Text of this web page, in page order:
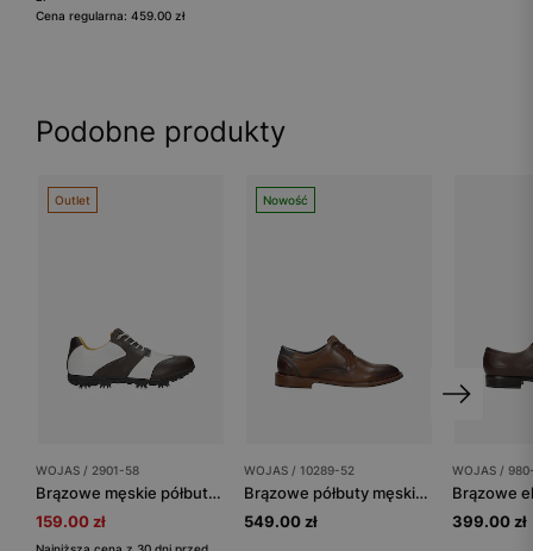
Cena regularna: 459.00 zł
Podobne produkty
Outlet
WOJAS / 2901-58
Brązowe męskie półbuty golfowe
159.00 zł
Nowość
WOJAS / 10289-52
Brązowe półbuty męskie skórzane sznurowane
549.00 zł
WOJAS /
399.00 zł